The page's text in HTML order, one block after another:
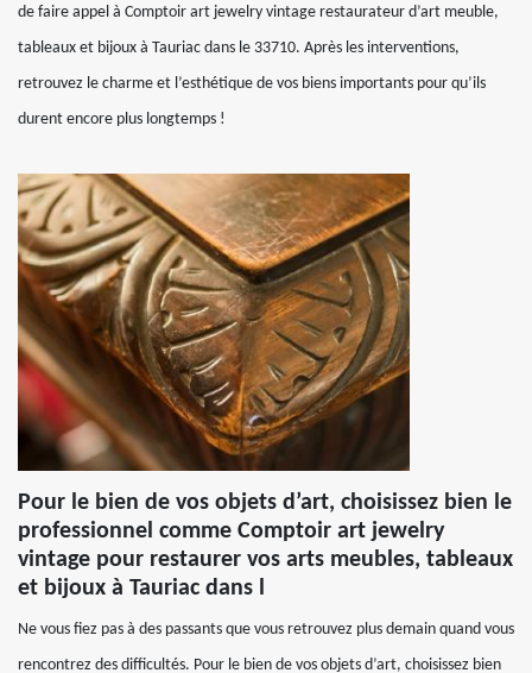
de faire appel à Comptoir art jewelry vintage restaurateur d’art meuble,
tableaux et bijoux à Tauriac dans le 33710. Après les interventions,
retrouvez le charme et l’esthétique de vos biens importants pour qu’ils
durent encore plus longtemps !
Pour le bien de vos objets d’art, choisissez bien le
professionnel comme Comptoir art jewelry
vintage pour restaurer vos arts meubles, tableaux
et bijoux à Tauriac dans l
Ne vous fiez pas à des passants que vous retrouvez plus demain quand vous
rencontrez des difficultés. Pour le bien de vos objets d’art, choisissez bien